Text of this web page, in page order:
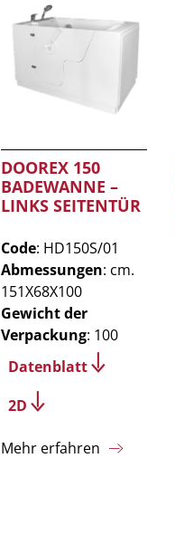
DOOREX 150
BADEWANNE –
LINKS SEITENTÜR
Code: HD150S/01
Abmessungen: cm.
151X68X100
Gewicht der
Verpackung: 100
Datenblatt
2D
Mehr erfahren